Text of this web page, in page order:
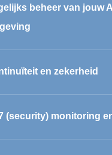
beheer van jouw
en zekerheid
(security) monitoring